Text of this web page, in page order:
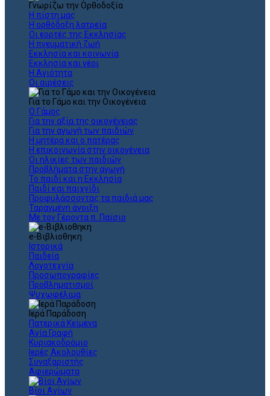
Γνωρίζω την Ορθοδοξία
Η πίστη μας
Η ορθόδοξη λατρεία
Οι εορτές της Εκκλησίας
Η πνευματική ζωή
Εκκλησία και κοινωνία
Εκκλησία και νέοι
Η Αγιότητα
Οι αιρέσεις
Για το Γάμο και την Οικογένεια
Ο Γάμος
Για την αξία της οικογένειας
Για την αγωγή των παιδιών
Η μητέρα και ο πατέρας
Η επικοινωνία στην οικογένεια
Οι ηλικίες των παιδιών
Προβλήματα στην αγωγή
Το παιδί και η Εκκλησία
Παιδί και παιχνίδι
Προφυλάσσοντας τα παιδιά μας
Ταραγμένη άνοιξη
Με τον Γέροντα π. Παϊσιο
e-Βιβλιοθηκη
Ιστορικά
Παιδεία
Λογοτεχνία
Προσωπογραφίες
Προβληματισμοί
Ψυχωφέλιμα
Ιερά Παράδοση
Πατερικά Κείμενα
Αγία Γραφή
Κυριακοδρόμιο
Ιερές Ακολουθίες
Συναξαριστής
Αφιερώματα
Βίοι Αγίων